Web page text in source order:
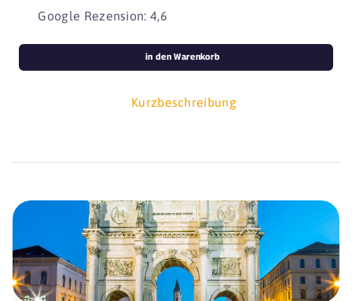
Google Rezension: 4,6
Kurzbeschreibung
in den Warenkorb